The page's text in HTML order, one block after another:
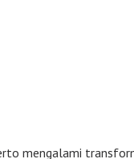
mengalami